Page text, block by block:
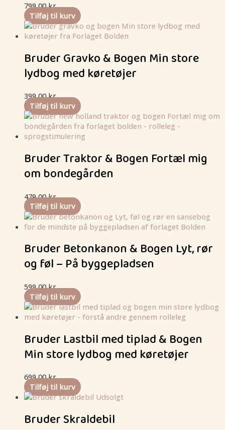
799,00kr.
Tilføj til kurv
Bruder Gravko & Bogen Min store
lydbog med køretøjer
399,00kr.
Tilføj til kurv
Bruder Traktor & Bogen Fortæl mig
om bondegården
479,00kr.
Tilføj til kurv
Bruder Betonkanon & Bogen Lyt, rør
og føl – På byggepladsen
599,00kr.
Tilføj til kurv
Bruder Lastbil med tiplad & Bogen
Min store lydbog med køretøjer
699,00kr.
Tilføj til kurv
Udsolgt
Bruder Skraldebil